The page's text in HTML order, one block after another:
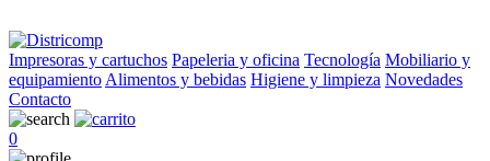
Impresoras y cartuchos Papeleria y oficina Tecnología Mobiliario y
equipamiento Alimentos y bebidas Higiene y limpieza Novedades
Contacto
0